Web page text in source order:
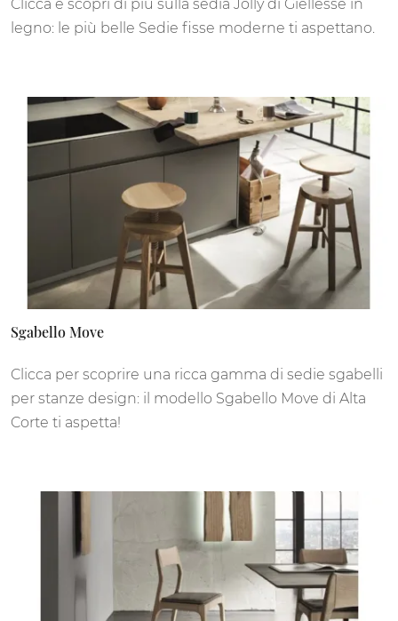
Clicca e scopri di più sulla sedia Jolly di Giellesse in
legno: le più belle Sedie fisse moderne ti aspettano.
Sgabello Move
Clicca per scoprire una ricca gamma di sedie sgabelli
per stanze design: il modello Sgabello Move di Alta
Corte ti aspetta!